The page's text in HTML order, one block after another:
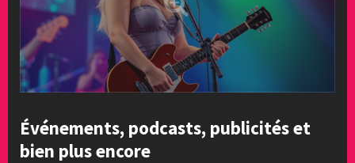
Événements, podcasts, publicités et
bien plus encore